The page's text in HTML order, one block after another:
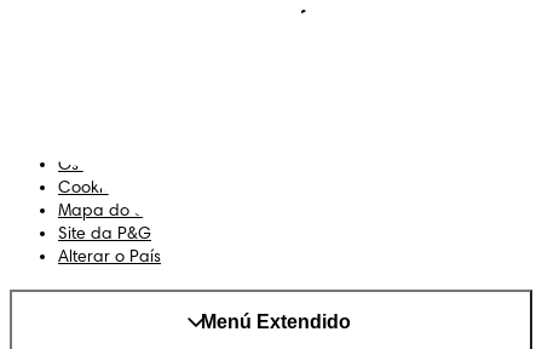
Os Meus Dados
Cookies
Mapa do Site
Site da P&G
Alterar o País
Menú Extendido